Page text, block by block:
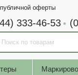
оферты
333-46-53